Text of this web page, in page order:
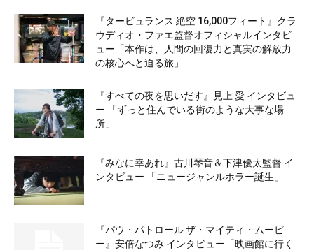
『タービュランス 絶空 16,000フィート』クラ
ウディオ・ファエ監督オフィシャルインタビ
ュー「本作は、人間の回復力と真実の解放力
の核心へと迫る旅」
『すべての夜を思いだす』見上 愛 インタビュ
ー 「ずっと住んでいる街のような大事な場
所」
『みなに幸あれ』古川琴音＆下津優太監督 イ
ンタビュー 「ニュージャンルホラー誕生」
『パウ・パトロール ザ・マイティ・ムービ
ー』安倍なつみ インタビュー「映画館に行く